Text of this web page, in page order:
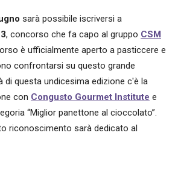
sarà possibile iscriversi a
, concorso che fa capo al gruppo CSM
è ufficialmente aperto a pasticcere e
confrontarsi su questo grande
di questa undicesima edizione c'è la
con Congusto Gourmet Institute e
“Miglior panettone al cioccolato”.
riconoscimento sarà dedicato al